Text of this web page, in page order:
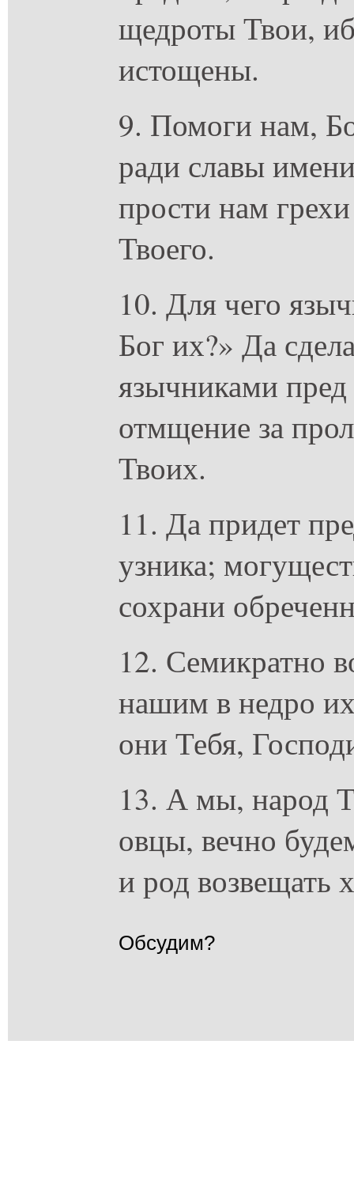
щедроты Твои,
истощены.
9. Помоги нам,
ради славы
прости нам
Твоего.
10. Для чего
Бог их?» Да
язычниками
отмщение за
Твоих.
11. Да придет
узника;
сохрани
12. Семикратно
нашим в недро
они Тебя,
13. А мы, народ
овцы, вечно
и род возвещать
Обсудим?